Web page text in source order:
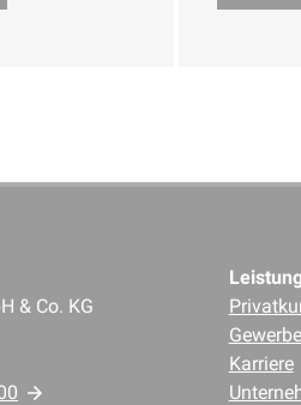
& Co. KG
Karriere